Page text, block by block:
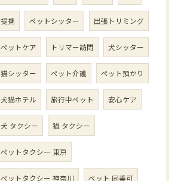
提携 ペットシッター 出張トリミング
ペットケア トリマー訪問 犬シッター
猫シッター ペット介護 ペット預かり
犬猫ホテル 旅行中ペット 安心ケア
犬 タクシー 猫 タクシー
ペットタクシー 東京
ペットタクシー 神奈川 ペット 同乗可